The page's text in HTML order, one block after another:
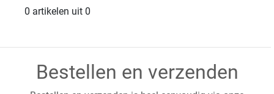
0 artikelen uit 0
Bestellen en verzenden